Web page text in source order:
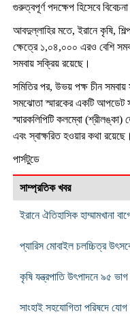
গুরুত্বপূর্ণ পদক্ষেপ হিসেবে
আবদুল্লাহির মতে, ইরানে কৃষি,
ক্ষেত্রে ১,০৪,০০০ এরও বেশি
সমবায় সক্রিয় রয়েছে।
সমিতির পর, উভয় পক্ষ চীন সমবায়
সমঝোতা স্মারকের একটি
স্মারকলিপিটি কলম্বো
এবং স্বাক্ষরিত হওয়ার কথা
পার্সটুডে
সাম্প্রতিক খবর
ইরানে ঐতিহাসিক হাম্মামখানা
প্যারিস মোবাইল চলচ্চিত্র
কৃষি যন্ত্রপাতি উৎপাদনে ৯৫ ভাগ
সাংহাই সহযোগিতা পরিষদে যোগ